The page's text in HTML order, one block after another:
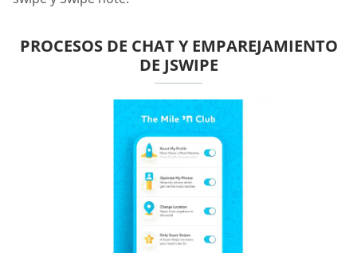
PROCESOS DE CHAT Y EMPAREJAMIENTO
DE JSWIPE